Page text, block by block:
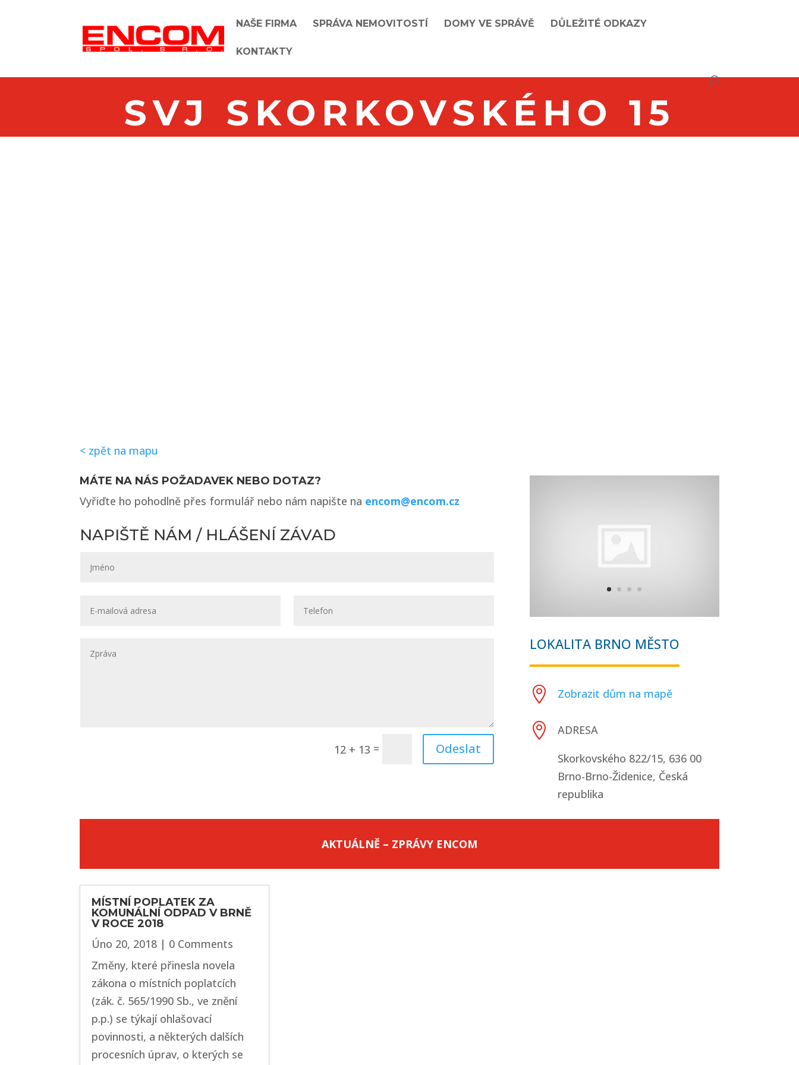
NAŠE FIRMA SPRÁVA NEMOVITOSTÍ DOMY VE SPRÁVĚ DŮLEŽITÉ ODKAZY
KONTAKTY
SVJ SKORKOVSKÉHO 15
< zpět na mapu
MÁTE NA NÁS POŽADAVEK NEBO DOTAZ?
Vyřiďte ho pohodlně přes formulář nebo nám napište na encom@encom.cz
NAPIŠTĚ NÁM / HLÁŠENÍ ZÁVAD
12 + 13 = Odeslat
LOKALITA BRNO MĚSTO
 Zobrazit dům na mapě

ADRESA
Skorkovského 822/15, 636 00
Brno-Brno-Židenice, Česká
republika
AKTUÁLNĚ – ZPRÁVY ENCOM
MÍSTNÍ POPLATEK ZA
KOMUNÁLNÍ ODPAD V BRNĚ
V ROCE 2018
Úno 20, 2018 | 0 Comments
Změny, které přinesla novela
zákona o místních poplatcích
(zák. č. 565/1990 Sb., ve znění
p.p.) se týkají ohlašovací
povinnosti, a některých dalších
procesních úprav, o kterých se